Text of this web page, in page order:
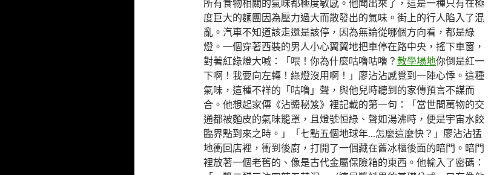
所有食物相關的氣味都極度敏感。他聞出來了，這是一種只有在極
度巨大的麵團因為壓力過大而散發出的氣味。街上的行人陷入了混
亂。汽車不知道該走還是該停，因為無論從哪個方向看，都是綠
燈。一個穿著西裝的男人小心翼翼地把車停在路中央，搖下車窗，
對著紅綠燈大喊：「喂！你為什麼咕嚕咕嚕？ 教學場地你倒是紅一
下啊！我要向左轉！綠燈沒用啊！」廖沾沾感覺到一陣心悸。這種
氣味，這種不祥的「咕嚕」聲，與他兒時聽到的家傳預言不謀而
合。他想起家傳《沾醬秘笈》裡記載的第一句：「當世間萬物的交
通都被麵皮的氣味籠罩，且燈號恒綠、聲如湯沸時，便是宇宙水餃
臨界點到來之時。」「七點五個地球年…怎麼這麼快？」廖沾沾猛
地衝回店裡，衝到後廚，打開了一個藏在舊冰櫃後面的暗門。暗門
裡放著一個老舊的、像是古代金屬保險箱的東西。他輸入了密碼：